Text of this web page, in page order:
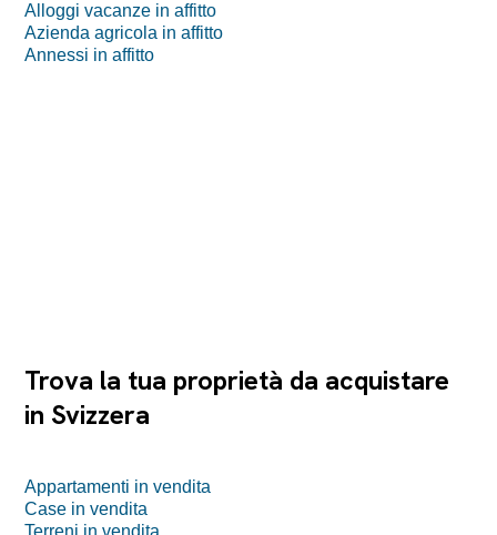
Alloggi vacanze in affitto
Azienda agricola in affitto
Annessi in affitto
Trova la tua proprietà da acquistare
in Svizzera
Appartamenti in vendita
Case in vendita
Terreni in vendita